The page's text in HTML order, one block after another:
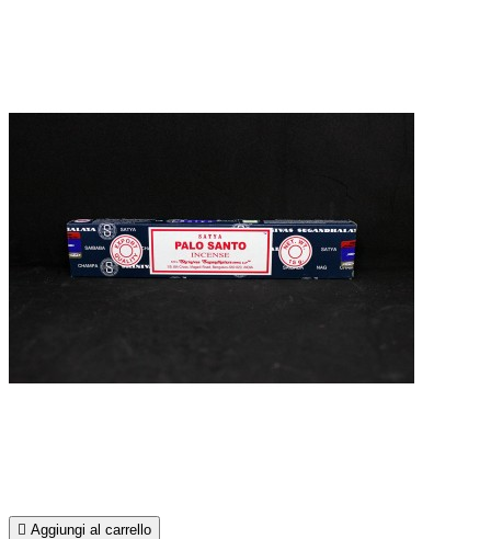
 Aggiungi al carrello